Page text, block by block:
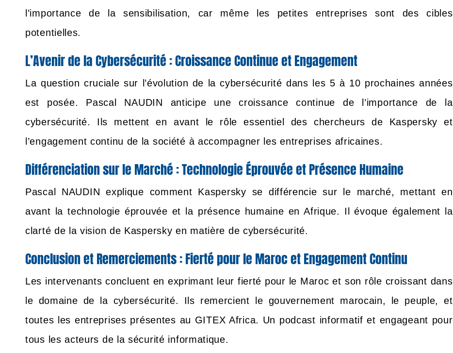
l’importance de la sensibilisation, car même les petites entreprises sont des cibles
potentielles.
L’Avenir de la Cybersécurité : Croissance Continue et Engagement
La question cruciale sur l’évolution de la cybersécurité dans les 5 à 10 prochaines années
est posée. Pascal NAUDIN anticipe une croissance continue de l’importance de la
cybersécurité. Ils mettent en avant le rôle essentiel des chercheurs de Kaspersky et
l’engagement continu de la société à accompagner les entreprises africaines.
Différenciation sur le Marché : Technologie Éprouvée et Présence Humaine
Pascal NAUDIN explique comment Kaspersky se différencie sur le marché, mettant en
avant la technologie éprouvée et la présence humaine en Afrique. Il évoque également la
clarté de la vision de Kaspersky en matière de cybersécurité.
Conclusion et Remerciements : Fierté pour le Maroc et Engagement Continu
Les intervenants concluent en exprimant leur fierté pour le Maroc et son rôle croissant dans
le domaine de la cybersécurité. Ils remercient le gouvernement marocain, le peuple, et
toutes les entreprises présentes au GITEX Africa. Un podcast informatif et engageant pour
tous les acteurs de la sécurité informatique.